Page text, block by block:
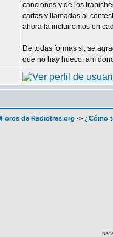
canciones y de los
cartas y llamadas al
ahora la incluiremos en
De todas formas si, se
que no hay hueco, ahí
Foros de Radiotres.org -> ¿Cómo